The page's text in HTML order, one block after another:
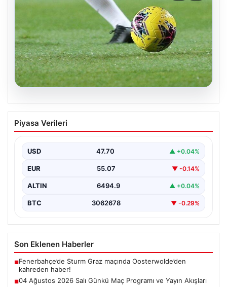
05.08.2026
04 Ağustos 2026 Salı Günkü Maç
Programı ve Yayın Akışları
oldukça hareketli ve heyecan verici bir…
Piyasa Verileri
USD 47.70 ▲ +0.04%
EUR 55.07 ▼ -0.14%
ALTIN 6494.9 ▲ +0.04%
BTC 3062678 ▼ -0.29%
Son Eklenen Haberler
■Fenerbahçe’de Sturm Graz maçında Oosterwolde’den
kahreden haber!
■04 Ağustos 2026 Salı Günkü Maç Programı ve Yayın Akışları